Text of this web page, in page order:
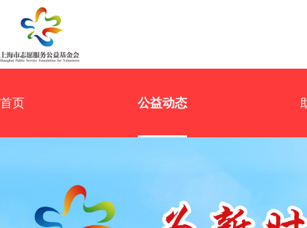
首页 公益动态